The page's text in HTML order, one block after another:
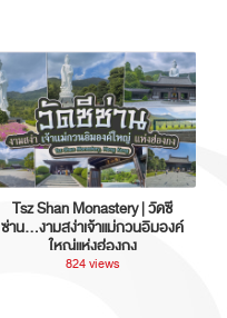
Tsz Shan Monastery | วัดซี
ซ่าน…งามสง่าเจ้าแม่กวนอิมองค์
ใหญ่แห่งฮ่องกง
824 views